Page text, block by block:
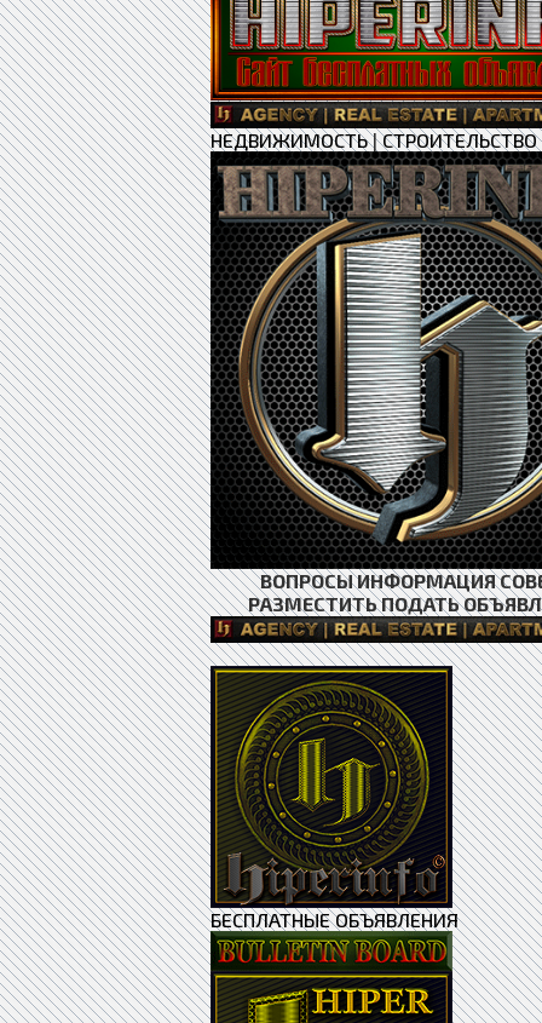
НЕДВИЖИМОСТЬ|СТРОИТЕЛЬСТВО
ВОПРОСЫ ИНФОРМАЦИЯ
РАЗМЕСТИТЬ ПОДАТЬ
БЕСПЛАТНЫЕ ОБЪЯВЛЕНИЯ